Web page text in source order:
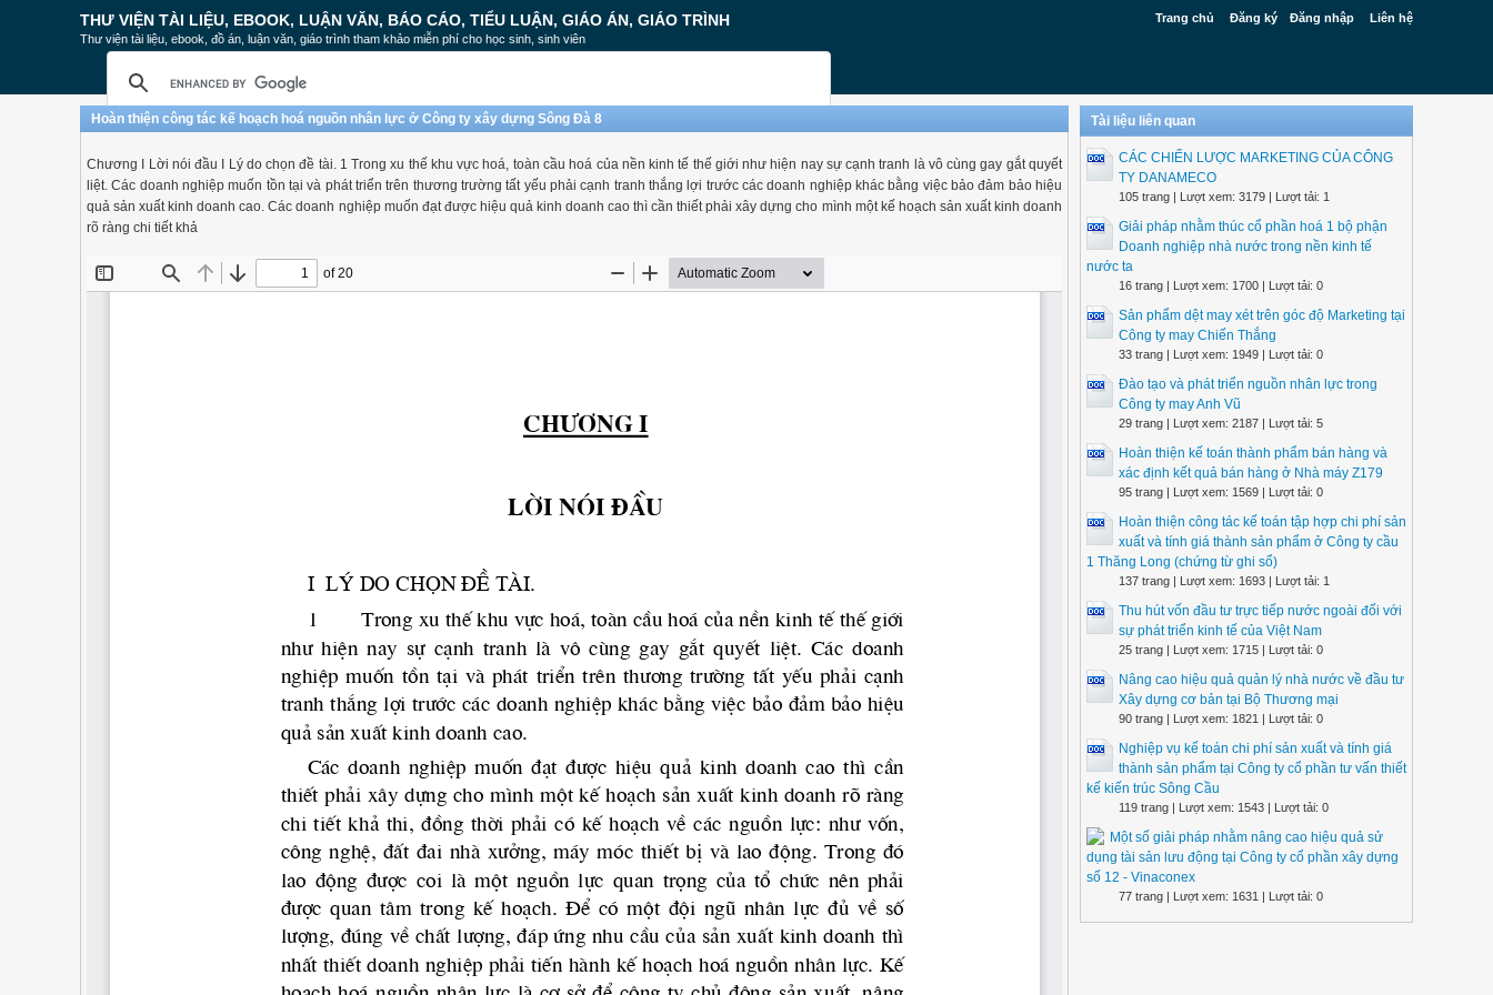
Trang chủ Đăng ký Đăng nhập Liên hệ
THƯ VIỆN TÀI LIỆU, EBOOK, LUẬN VĂN, BÁO CÁO, TIỂU LUẬN, GIÁO ÁN, GIÁO TRÌNH
Thư viện tài liệu, ebook, đồ án, luận văn, giáo trình tham khảo miễn phí cho học sinh, sinh viên
Hoàn thiện công tác kế hoạch hoá nguồn nhân lực ở Công ty xây dựng Sông Đà 8
Chương I Lời nói đầu I Lý do chọn đề tài. 1 Trong xu thế khu vực hoá, toàn cầu hoá của nền kinh tế thế giới như hiện nay sự cạnh tranh là vô cùng gay gắt quyết
liệt. Các doanh nghiệp muốn tồn tại và phát triển trên thương trường tất yếu phải cạnh tranh thắng lợi trước các doanh nghiệp khác bằng việc bảo đảm bảo hiệu
quả sản xuất kinh doanh cao. Các doanh nghiệp muốn đạt được hiệu quả kinh doanh cao thì cần thiết phải xây dựng cho mình một kế hoạch sản xuất kinh doanh
rõ ràng chi tiết khả
Tài liệu liên quan
CÁC CHIẾN LƯỢC MARKETING CỦA CÔNG
TY DANAMECO
105 trang | Lượt xem: 3179 | Lượt tải: 1
Giải pháp nhằm thúc cổ phần hoá 1 bộ phận
Doanh nghiệp nhà nước trong nền kinh tế
nước ta
16 trang | Lượt xem: 1700 | Lượt tải: 0
Sản phẩm dệt may xét trên góc độ Marketing tại
Công ty may Chiến Thắng
33 trang | Lượt xem: 1949 | Lượt tải: 0
Đào tạo và phát triển nguồn nhân lực trong
Công ty may Anh Vũ
29 trang | Lượt xem: 2187 | Lượt tải: 5
Hoàn thiện kế toán thành phẩm bán hàng và
xác định kết quả bán hàng ở Nhà máy Z179
95 trang | Lượt xem: 1569 | Lượt tải: 0
Hoàn thiện công tác kế toán tập hợp chi phí sản
xuất và tính giá thành sản phẩm ở Công ty cầu
1 Thăng Long (chứng từ ghi sổ)
137 trang | Lượt xem: 1693 | Lượt tải: 1
Thu hút vốn đầu tư trực tiếp nước ngoài đối với
sự phát triển kinh tế của Việt Nam
25 trang | Lượt xem: 1715 | Lượt tải: 0
Nâng cao hiệu quả quản lý nhà nước về đầu tư
Xây dựng cơ bản tại Bộ Thương mại
90 trang | Lượt xem: 1821 | Lượt tải: 0
Nghiệp vụ kế toán chi phí sản xuất và tính giá
thành sản phẩm tại Công ty cổ phần tư vấn thiết
kế kiến trúc Sông Cầu
119 trang | Lượt xem: 1543 | Lượt tải: 0
Một số giải pháp nhằm nâng cao hiệu quả sử
dụng tài sản lưu động tại Công ty cổ phần xây dựng
số 12 - Vinaconex
77 trang | Lượt xem: 1631 | Lượt tải: 0